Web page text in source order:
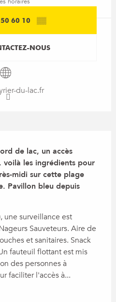
60 10 ▒▒
NOUS
du-lac.fr
de lac, un accès
voilà les ingrédients pour
midi sur cette plage
Pavillon bleu depuis
une surveillance est
Sauveteurs. Aire de
et sanitaires. Snack
fauteuil flottant est mis
des personnes à
faciliter l'accès à...